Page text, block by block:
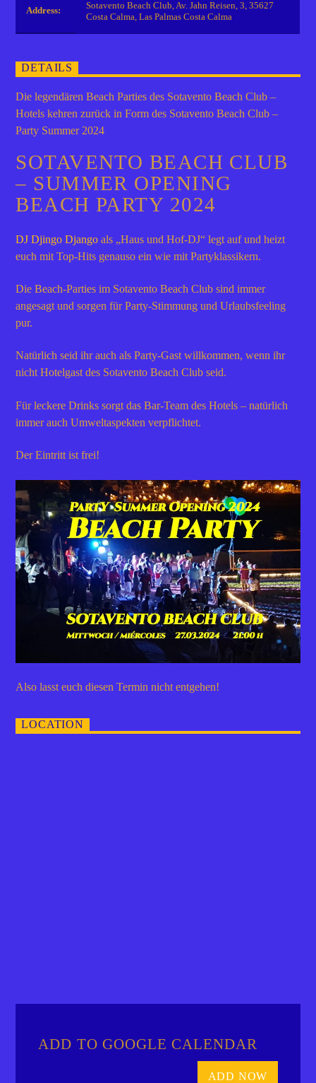
Address:
Sotavento Beach Club, Av. Jahn Reisen, 3, 35627
Costa Calma, Las Palmas Costa Calma
DETAILS
Die legendären Beach Parties des Sotavento Beach Club –
Hotels kehren zurück in Form des Sotavento Beach Club –
Party Summer 2024
SOTAVENTO BEACH CLUB
– SUMMER OPENING
BEACH PARTY 2024
DJ Djingo Django als „Haus und Hof-DJ“ legt auf und heizt
euch mit Top-Hits genauso ein wie mit Partyklassikern.
Die Beach-Parties im Sotavento Beach Club sind immer
angesagt und sorgen für Party-Stimmung und Urlaubsfeeling
pur.
Natürlich seid ihr auch als Party-Gast willkommen, wenn ihr
nicht Hotelgast des Sotavento Beach Club seid.
Für leckere Drinks sorgt das Bar-Team des Hotels – natürlich
immer auch Umweltaspekten verpflichtet.
Der Eintritt ist frei!
Also lasst euch diesen Termin nicht entgehen!
LOCATION
ADD TO GOOGLE CALENDAR
ADD NOW